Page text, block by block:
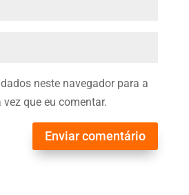
neste navegador para a
vez que eu comentar.
Enviar comentário